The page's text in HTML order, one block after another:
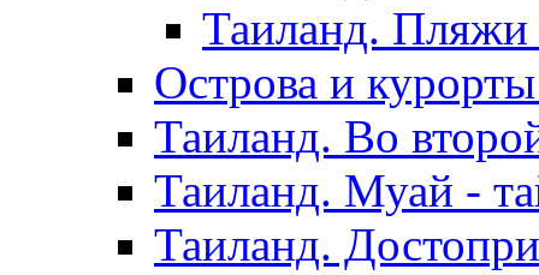
Таиланд. Пляжи
Острова и
Таиланд. Во
Таиланд. Муай -
Таиланд.